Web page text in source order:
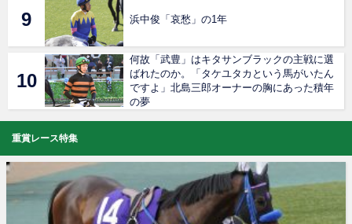
浜中俊「哀愁」の1年
何故「武豊」はキタサンブラックの主戦に選
ばれたのか。「タケユタカという馬がいたん
ですよ」北島三郎オーナーの胸にあった積年
の夢
重賞レース特集